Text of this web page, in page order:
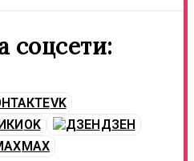
соцсети:
VK
OK
ДЗЕН
MAX